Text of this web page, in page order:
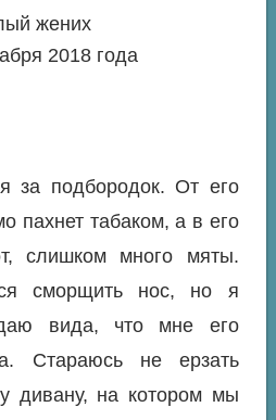
жених
2018 года
за подбородок. От его
пахнет табаком, а в его
слишком много мяты.
сморщить нос, но я
вида, что мне его
Стараюсь не ерзать
дивану, на котором мы